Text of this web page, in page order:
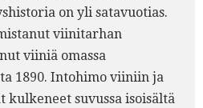
on yli satavuotias.
viinitarhan
viiniä omassa
1890. Intohimo viiniin ja
suvussa isoisältä